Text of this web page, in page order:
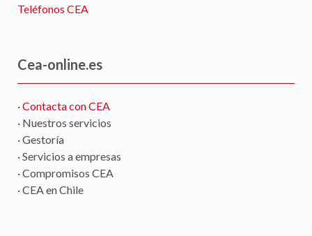
Teléfonos CEA
Cea-online.es
·Contacta con CEA
· Nuestros servicios
· Gestoría
· Servicios a empresas
· Compromisos CEA
· CEA en Chile